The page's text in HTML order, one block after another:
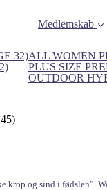
32)
Medlemskab
ALL WOMEN
PLUS SIZE
OUTDOOR
og sind i fødslen”.